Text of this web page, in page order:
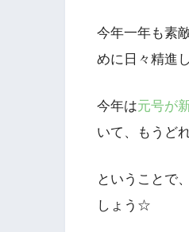
今年一年も素
めに日々精進
今年は元号が
いて、もうど
ということで
しょう☆